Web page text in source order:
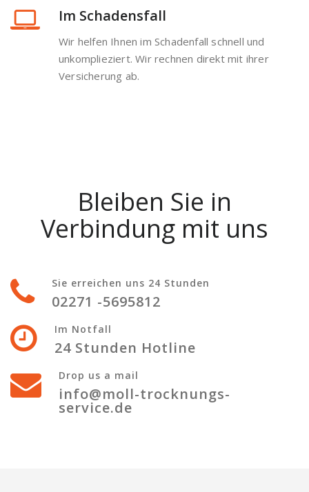
Im Schadensfall
Wir helfen Ihnen im Schadenfall schnell und
unkomplieziert. Wir rechnen direkt mit ihrer
Versicherung ab.
Bleiben Sie in
Verbindung mit uns
Sie erreichen uns 24 Stunden
02271 -5695812
Im Notfall
24 Stunden Hotline
Drop us a mail
info@moll-trocknungs-
service.de